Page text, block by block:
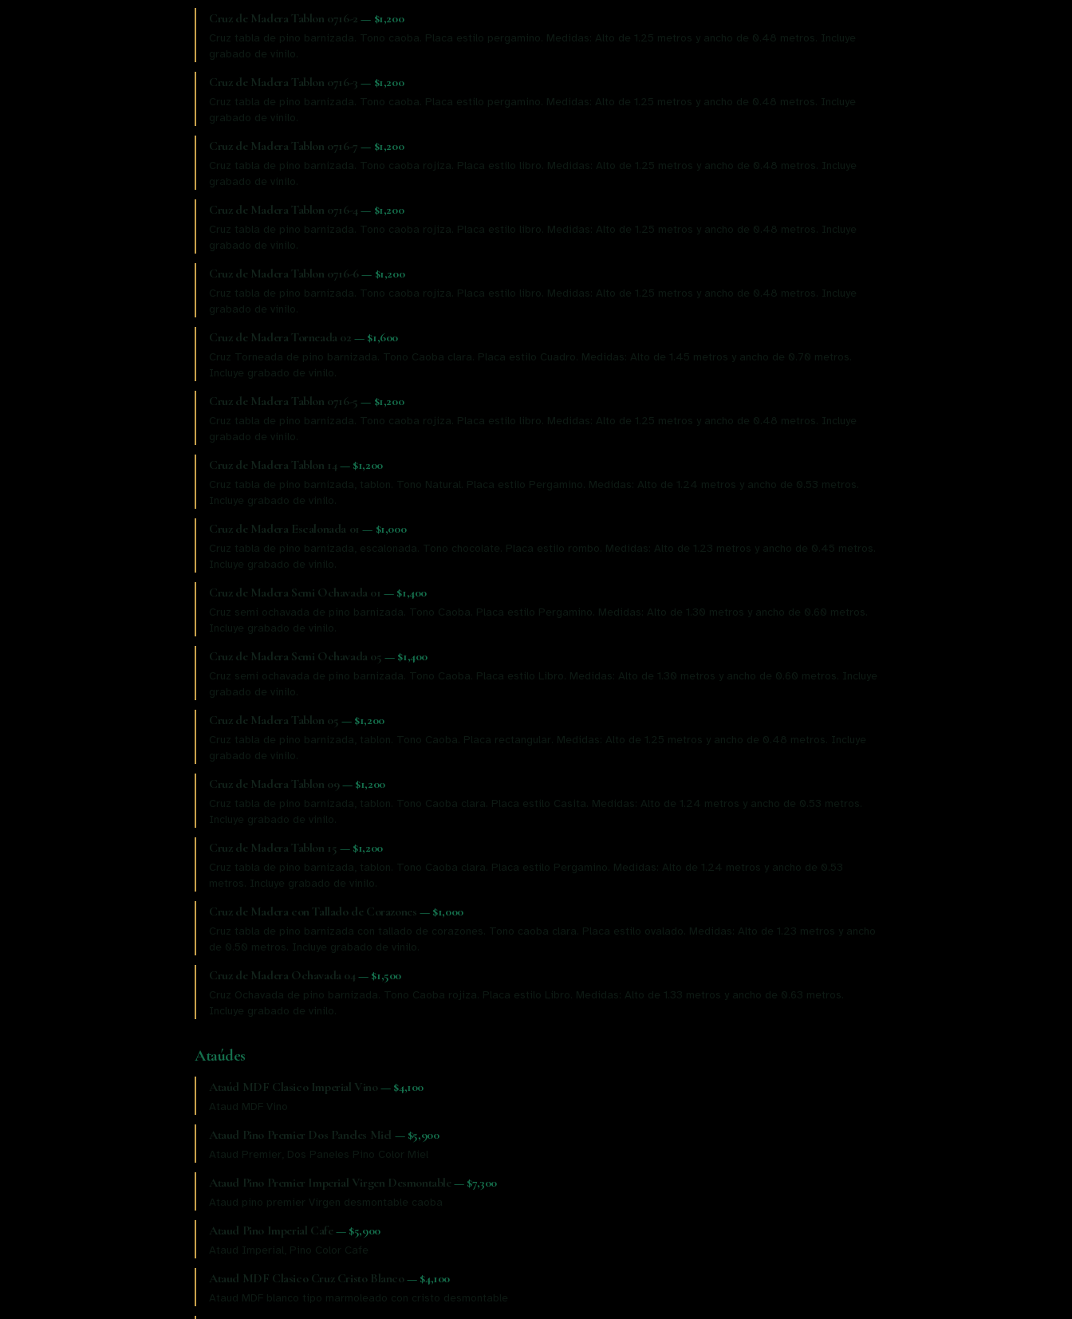
Cruz de Madera Tablon 0716-2 — $1,200
Cruz tabla de pino barnizada. Tono caoba. Placa estilo pergamino. Medidas: Alto de 1.25 metros y ancho de 0.48 metros. Incluye
grabado de vinilo.
Cruz de Madera Tablon 0716-3 — $1,200
Cruz tabla de pino barnizada. Tono caoba. Placa estilo pergamino. Medidas: Alto de 1.25 metros y ancho de 0.48 metros. Incluye
grabado de vinilo.
Cruz de Madera Tablon 0716-7 — $1,200
Cruz tabla de pino barnizada. Tono caoba rojiza. Placa estilo libro. Medidas: Alto de 1.25 metros y ancho de 0.48 metros. Incluye
grabado de vinilo.
Cruz de Madera Tablon 0716-4 — $1,200
Cruz tabla de pino barnizada. Tono caoba rojiza. Placa estilo libro. Medidas: Alto de 1.25 metros y ancho de 0.48 metros. Incluye
grabado de vinilo.
Cruz de Madera Tablon 0716-6— $1,200
Cruz tabla de pino barnizada. Tono caoba rojiza. Placa estilo libro. Medidas: Alto de 1.25 metros y ancho de 0.48 metros. Incluye
grabado de vinilo.
Cruz de Madera Torneada 02 — $1,600
Cruz Torneada de pino barnizada. Tono Caoba clara. Placa estilo Cuadro. Medidas: Alto de 1.45 metros y ancho de 0.70 metros.
Incluye grabado de vinilo.
Cruz de Madera Tablon 0716-5 — $1,200
Cruz tabla de pino barnizada. Tono caoba rojiza. Placa estilo libro. Medidas: Alto de 1.25 metros y ancho de 0.48 metros. Incluye
grabado de vinilo.
Cruz de Madera Tablon 14 — $1,200
Cruz tabla de pino barnizada, tablon. Tono Natural. Placa estilo Pergamino. Medidas: Alto de 1.24 metros y ancho de 0.53 metros.
Incluye grabado de vinilo.
Cruz de Madera Escalonada 01 — $1,000
Cruz tabla de pino barnizada, escalonada. Tono chocolate. Placa estilo rombo. Medidas: Alto de 1.23 metros y ancho de 0.45 metros.
Incluye grabado de vinilo.
Cruz de Madera Semi Ochavada 01 — $1,400
Cruz semi ochavada de pino barnizada. Tono Caoba. Placa estilo Pergamino. Medidas: Alto de 1.30 metros y ancho de 0.60 metros.
Incluye grabado de vinilo.
Cruz de Madera Semi Ochavada 05 — $1,400
Cruz semi ochavada de pino barnizada. Tono Caoba. Placa estilo Libro. Medidas: Alto de 1.30 metros y ancho de 0.60 metros. Incluye
grabado de vinilo.
Cruz de Madera Tablon 05 — $1,200
Cruz tabla de pino barnizada, tablon. Tono Caoba. Placa rectangular. Medidas: Alto de 1.25 metros y ancho de 0.48 metros. Incluye
grabado de vinilo.
Cruz de Madera Tablon 09— $1,200
Cruz tabla de pino barnizada, tablon. Tono Caoba clara. Placa estilo Casita. Medidas: Alto de 1.24 metros y ancho de 0.53 metros.
Incluye grabado de vinilo.
Cruz de Madera Tablon 15 — $1,200
Cruz tabla de pino barnizada, tablon. Tono Caoba clara. Placa estilo Pergamino. Medidas: Alto de 1.24 metros y ancho de 0.53
metros. Incluye grabado de vinilo.
Cruz de Madera con Tallado de Corazones — $1,000
Cruz tabla de pino barnizada con tallado de corazones. Tono caoba clara. Placa estilo ovalado. Medidas: Alto de 1.23 metros y ancho
de 0.50 metros. Incluye grabado de vinilo.
Cruz de Madera Ochavada 04 — $1,500
Cruz Ochavada de pino barnizada. Tono Caoba rojiza. Placa estilo Libro. Medidas: Alto de 1.33 metros y ancho de 0.63 metros.
Incluye grabado de vinilo.
Ataúdes
Ataúd MDF Clasico Imperial Vino — $4,100
Ataud MDF Vino
Ataud Pino Premier Dos Paneles Miel — $5,900
Ataud Premier, Dos Paneles Pino Color Miel
Ataud Pino Premier Imperial Virgen Desmontable — $7,300
Ataud pino premier Virgen desmontable caoba
Ataud Pino Imperial Cafe — $5,900
Ataud Imperial, Pino Color Cafe
Ataud MDF Clasico Cruz Cristo Blanco — $4,100
Ataud MDF blanco tipo marmoleado con cristo desmontable